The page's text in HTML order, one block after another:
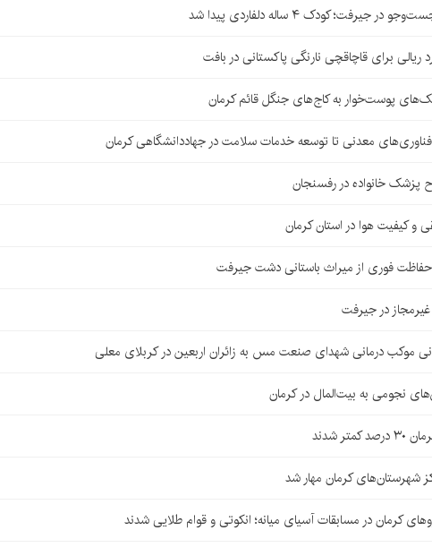
جیرفت؛ کودک ۴ ساله دلفاردی پیدا شد
پوست‌خوار به کاج‌های جنگل قائم کرمان
معدنی تا توسعه خدمات سلامت در جهاددانشگاهی کرمان
پزشک خانواده در رفسنجان
و کیفیت هوا در استان کرمان
حفاظت فوری از میراث باستانی دشت جیرفت
غیرمجاز در جیرفت
موکب درمانی شهدای صنعت مس به زائران اربعین در کربلای معلی
نجومی به بیت‌المال در کرمان
شدند
شهرستان‌های کرمان مهار شد
کرمان در مسابقات آسیای میانه؛ انکوتی و قوام طلایی شدند